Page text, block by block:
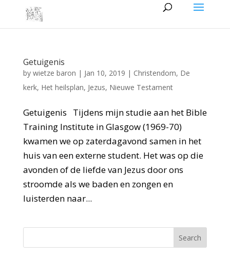
Getuigenis
by wietze baron | Jan 10, 2019 | Christendom, De
kerk, Het heilsplan, Jezus, Nieuwe Testament
Getuigenis Tijdens mijn studie aan het Bible
Training Institute in Glasgow (1969-70)
kwamen we op zaterdagavond samen in het
huis van een externe student. Het was op die
avonden of de liefde van Jezus door ons
stroomde als we baden en zongen en
luisterden naar...